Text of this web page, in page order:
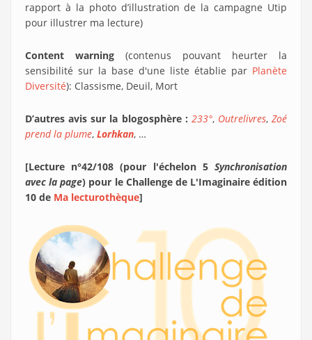
rapport à la photo d’illustration de la campagne Utip
pour illustrer ma lecture)
Content warning (contenus pouvant heurter la
sensibilité sur la base d'une liste établie par Planète
Diversité): Classisme, Deuil, Mort
D’autres avis sur la blogosphère : 233°, Outrelivres, Zoé
prend la plume, Lorhkan, …
[Lecture n°42/108 (pour l'échelon 5 Synchronisation
avec la page) pour le Challenge de L'Imaginaire édition
10 de Ma lecturothèque]